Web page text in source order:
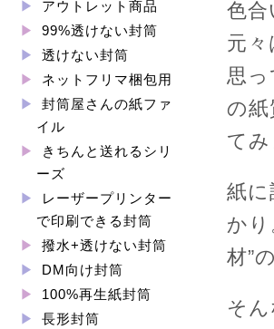
アウトレット商品
99%透けない封筒
透けない封筒
ネットフリマ梱包用
封筒屋さんの紙ファ
イル
きちんと送れるシリ
ーズ
レーザープリンター
で印刷できる封筒
撥水+透けない封筒
DM向け封筒
100%再生紙封筒
長形封筒
色
元
思
の
てみ
紙
か
材”
そ